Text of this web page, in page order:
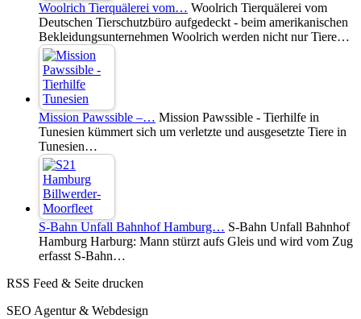
Woolrich Tierquälerei vom… Woolrich Tierquälerei vom
Deutschen Tierschutzbüro aufgedeckt - beim amerikanischen
Bekleidungsunternehmen Woolrich werden nicht nur Tiere…
Mission Pawssible –… Mission Pawssible - Tierhilfe in
Tunesien kümmert sich um verletzte und ausgesetzte Tiere in
Tunesien…
S-Bahn Unfall Bahnhof Hamburg… S-Bahn Unfall Bahnhof
Hamburg Harburg: Mann stürzt aufs Gleis und wird vom Zug
erfasst S-Bahn…
RSS Feed & Seite drucken
SEO Agentur & Webdesign